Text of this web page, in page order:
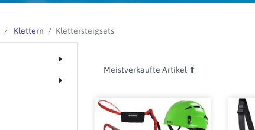
Klettern Klettersteigsets